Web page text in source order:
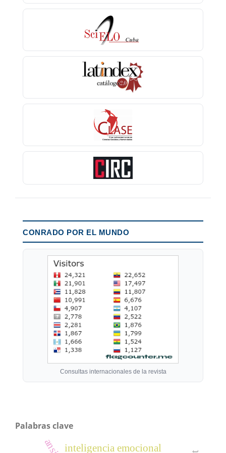
CONRADO POR EL MUNDO
Consultas internacionales de la revista
Palabras clave
inteligencia emocional